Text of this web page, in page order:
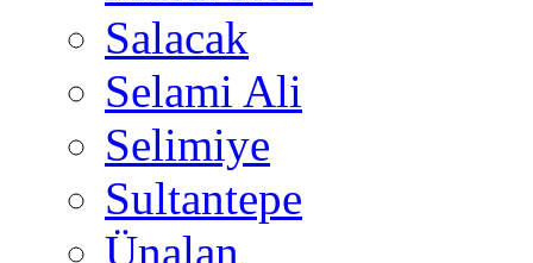
Salacak
Selami Ali
Selimiye
Sultantepe
Ünalan